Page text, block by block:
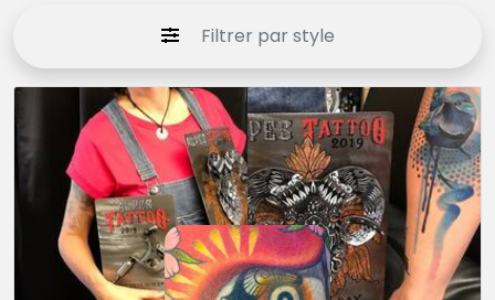
Filtrer par style